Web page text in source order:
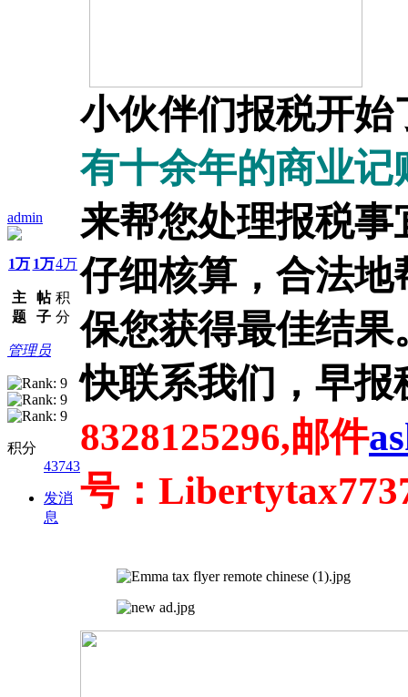
admin
1万
主
题
1万
帖
子
4万
积
分
管理员
积分
43743
发消
息
小伙伴们报税开始
有十余年的商业
来帮您处理报税
仔细核算，合法
保您获得最佳结
快联系我们，早
8328125296,邮件
号：